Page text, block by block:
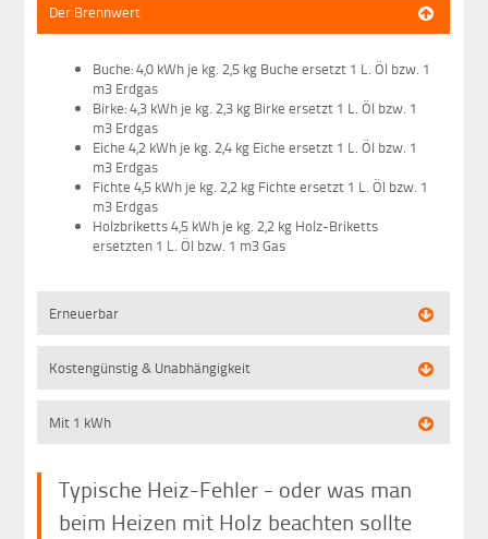
Der Brennwert
Buche: 4,0 kWh je kg. 2,5 kg Buche ersetzt 1 L. Öl bzw. 1
m3 Erdgas
Birke: 4,3 kWh je kg. 2,3 kg Birke ersetzt 1 L. Öl bzw. 1
m3 Erdgas
Eiche 4,2 kWh je kg. 2,4 kg Eiche ersetzt 1 L. Öl bzw. 1
m3 Erdgas
Fichte 4,5 kWh je kg. 2,2 kg Fichte ersetzt 1 L. Öl bzw. 1
m3 Erdgas
Holzbriketts 4,5 kWh je kg. 2,2 kg Holz-Briketts
ersetzten 1 L. Öl bzw. 1 m3 Gas
Erneuerbar
Kostengünstig & Unabhängigkeit
Mit 1 kWh
Typische Heiz-Fehler - oder was man
beim Heizen mit Holz beachten sollte